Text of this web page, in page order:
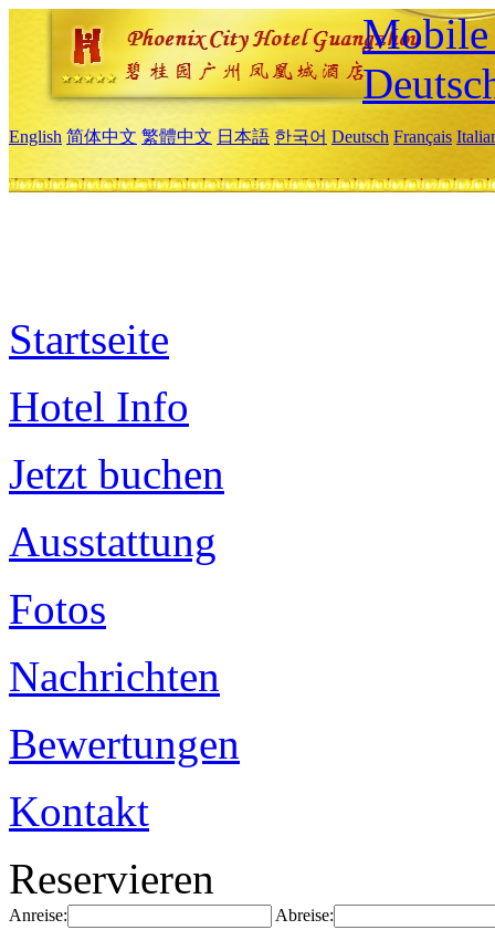
Mobile
English 简体中文 繁體中文 日本語 한국어 Deutsch Français
Startseite
Hotel Info
Jetzt buchen
Ausstattung
Fotos
Nachrichten
Bewertungen
Kontakt
Reservieren
Anreise: Abreise: